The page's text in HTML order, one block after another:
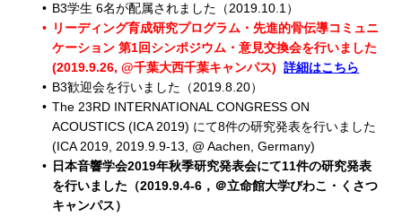
B3学生 6名が配属されました（2019.10.1）
リーディング育成研究プログラム・先進的骨伝導コミュニ
ケーション 第1回シンポジウム・意見交換会を行いました
(2019.9.26, @千葉大西千葉キャンパス)詳細はこちら
B3歓迎会を行いました（2019.8.20）
The 23RD INTERNATIONAL CONGRESS ON
ACOUSTICS (ICA 2019) にて8件の研究発表を行いました
(ICA 2019, 2019.9.9-13, @ Aachen, Germany)
日本音響学会2019年秋季研究発表会にて11件の研究発表
を行いました（2019.9.4-6，＠立命館大学びわこ・くさつ
キャンパス）